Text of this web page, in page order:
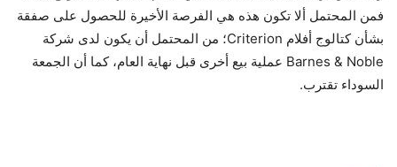
فمن المحتمل ألا تكون هذه هي الفرصة الأخيرة للحصول على صفقة
بشأن كتالوج أفلام Criterion؛ من المحتمل أن يكون لدى شركة
Barnes & Noble عملية بيع أخرى قبل نهاية العام، كما أن الجمعة
السوداء تقترب.